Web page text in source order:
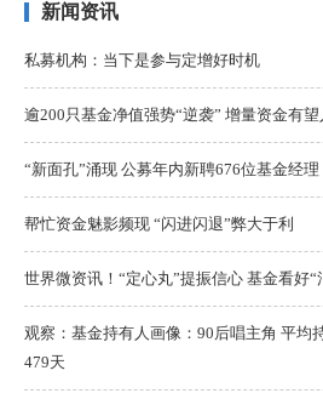
新闻资讯
私募机构：当下是参与定增好时机
逾200只基金净值强势“逆袭” 增量资金有望
“新面孔”涌现 公募年内新聘676位基金经理
帮忙资金魅影频现 “闪进闪退”弊大于利
世界微资讯！“定心丸”提振信心 基金看好“
观察：基金持有人画像：90后唱主角 平均
479天